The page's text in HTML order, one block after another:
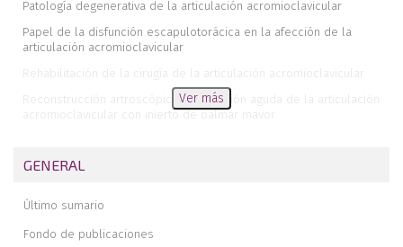
Patología degenerativa de la articulación acromioclavicular
Papel de la disfunción escapulotorácica en la afección de la
articulación acromioclavicular
Rehabilitación de la cirugía de la articulación acromioclavicular
Reconstrucción artroscópica de la lesión aguda de la articulación
acromioclavicular con injerto de palmar mayor
Exploración y evaluación radiológica de la articulación
Ver más
GENERAL
Último sumario
Fondo de publicaciones